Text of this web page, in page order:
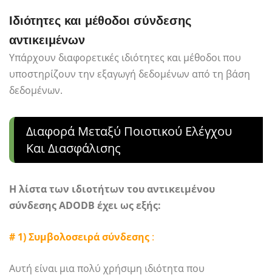
Ιδιότητες και μέθοδοι σύνδεσης
αντικειμένων
Υπάρχουν διαφορετικές ιδιότητες και μέθοδοι που
υποστηρίζουν την εξαγωγή δεδομένων από τη βάση
δεδομένων.
Διαφορά Μεταξύ Ποιοτικού Ελέγχου
Και Διασφάλισης
Η λίστα των ιδιοτήτων του αντικειμένου
σύνδεσης ADODB έχει ως εξής:
# 1) Συμβολοσειρά σύνδεσης :
Αυτή είναι μια πολύ χρήσιμη ιδιότητα που